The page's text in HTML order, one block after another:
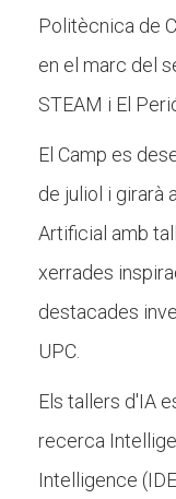
Politècnica de
en el marc del
STEAM i El
El Camp es
de juliol i girarà
Artificial amb
xerrades
destacades
UPC.
Els tallers d'IA
recerca
Intelligence
Notícies
Butlletins
Diari de la Fundació
Fundesplai als
Xarxes socials
Fes voluntariat
Fes un donatiu
Treballa amb